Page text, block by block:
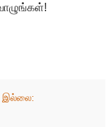
இல்லை: